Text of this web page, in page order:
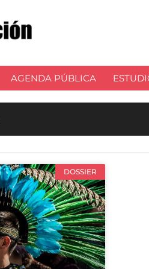
AGENDA PÚBLICA
DOSSIER